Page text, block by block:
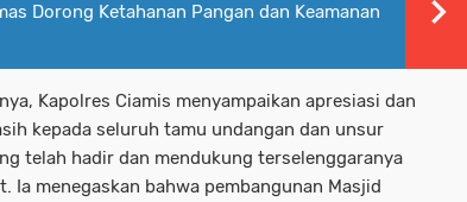
Dorong Ketahanan Pangan dan Keamanan
Kapolres Ciamis menyampaikan apresiasi dan
kepada seluruh tamu undangan dan unsur
telah hadir dan mendukung terselenggaranya
Ia menegaskan bahwa pembangunan Masjid